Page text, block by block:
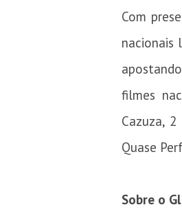
Com
nacionais
filmes
Cazuza,
Quase
Sobre o